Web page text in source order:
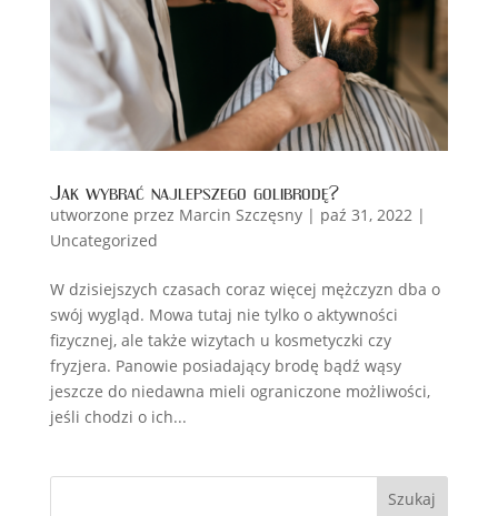
Jak wybrać najlepszego golibrodę?
utworzone przez Marcin Szczęsny| paź 31, 2022|
Uncategorized
W dzisiejszych czasach coraz więcej mężczyzn dba o
swój wygląd. Mowa tutaj nie tylko o aktywności
fizycznej, ale także wizytach u kosmetyczki czy
fryzjera. Panowie posiadający brodę bądź wąsy
jeszcze do niedawna mieli ograniczone możliwości,
jeśli chodzi o ich...